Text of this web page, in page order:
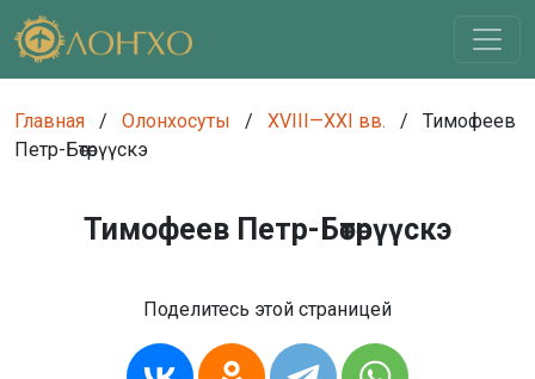
Главная / Олонхосуты / XVIII—XXI вв. /
Тимофеев
Петр-Бөтөрүүскэ
Тимофеев Петр-Бөтөрүүскэ
Поделитесь этой страницей